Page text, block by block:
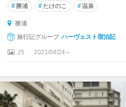
# 勝浦 #たけのこ #温泉
勝浦
旅行記グループ ハーヴェスト宿泊記
25 2021/04/24～